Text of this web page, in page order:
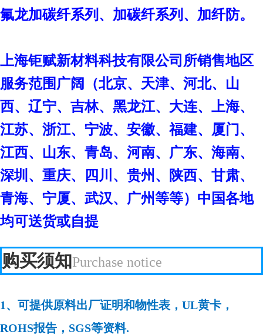
氟龙加碳纤系列、加碳纤系列、加纤防。
上海钜赋新材料科技有限公司 所销售地区
服务范围广阔（北京、天津、河北、山
西、辽宁、吉林、黑龙江、大连、上海、
江苏、浙江、宁波、安徽、福建、厦门、
江西、山东、青岛、河南、广东、海南、
深圳、重庆、四川、贵州、陕西、甘肃、
青海、宁厦、武汉、广州等等）中国各地
均可送货或自提
购买须知Purchase notice
1、可提供原料出厂证明和物性表，UL黄卡，
ROHS报告，SGS等资料.